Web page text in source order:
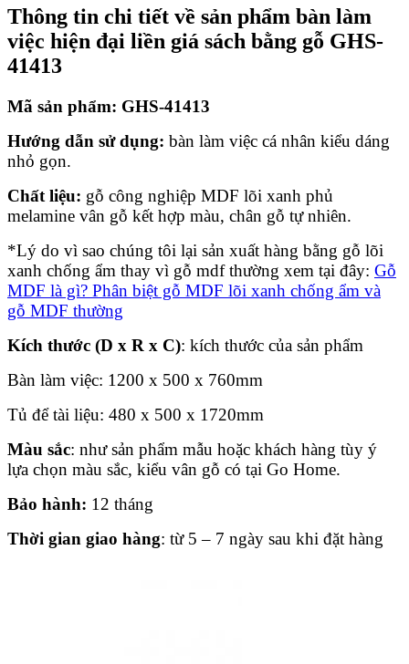
Thông tin chi tiết về sản phẩm bàn làm
việc hiện đại liền giá sách bằng gỗ GHS-
41413
Mã sản phẩm: GHS-41413
Hướng dẫn sử dụng: bàn làm việc cá nhân kiểu dáng
nhỏ gọn.
Chất liệu: gỗ công nghiệp MDF lõi xanh phủ
melamine vân gỗ kết hợp màu, chân gỗ tự nhiên.
*Lý do vì sao chúng tôi lại sản xuất hàng bằng gỗ lõi
xanh chống ẩm thay vì gỗ mdf thường xem tại đây: Gỗ
MDF là gì? Phân biệt gỗ MDF lõi xanh chống ẩm và
gỗ MDF thường
Kích thước (D x R x C): kích thước của sản phẩm
Bàn làm việc: 1200 x 500 x 760mm
Tủ để tài liệu: 480 x 500 x 1720mm
Màu sắc: như sản phẩm mẫu hoặc khách hàng tùy ý
lựa chọn màu sắc, kiểu vân gỗ có tại Go Home.
Bảo hành: 12 tháng
Thời gian giao hàng: từ 5 – 7 ngày sau khi đặt hàng